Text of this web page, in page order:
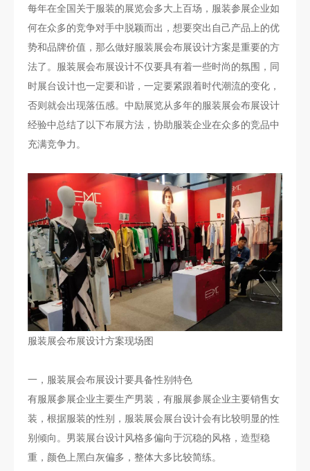
每年在全国关于服装的展览会多大上百场，服装参展企业如
何在众多的竞争对手中脱颖而出，想要突出自己产品上的优
势和品牌价值，那么做好服装展会布展设计方案是重要的方
法了。服装展会布展设计不仅要具有着一些时尚的氛围，同
时展台设计也一定要和谐，一定要紧跟着时代潮流的变化，
否则就会出现落伍感。中励展览从多年的服装展会布展设计
经验中总结了以下布展方法，协助服装企业在众多的竞品中
充满竞争力。
服装展会布展设计方案现场图
一，服装展会布展设计要具备性别特色
有服展参展企业主要生产男装，有服展参展企业主要销售女
装，根据服装的性别，服装展会展台设计会有比较明显的性
别倾向。男装展台设计风格多偏向于沉稳的风格，造型稳
重，颜色上黑白灰偏多，整体大多比较简练。